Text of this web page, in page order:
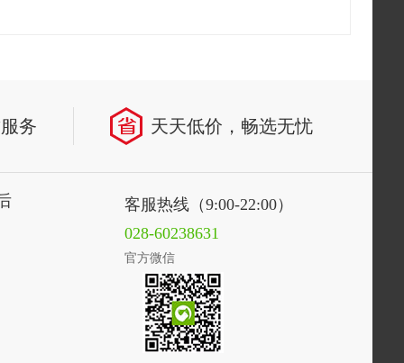
务 天天低价，畅选无忧
客服热线（9:00-22:00）
028-60238631
官方微信